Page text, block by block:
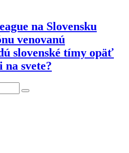
na Slovensku
venovanú
slovenské tímy opäť
svete?